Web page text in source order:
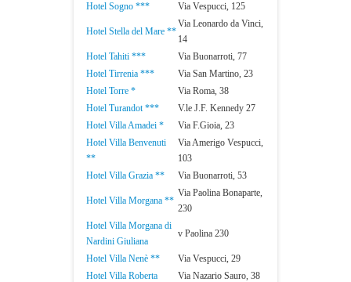
Hotel Sogno ***
Via Vespucci, 125
Hotel Stella del Mare **
Via Leonardo da Vinci,
14
Hotel Tahiti ***
Via Buonarroti, 77
Hotel Tirrenia ***
Via San Martino, 23
Hotel Torre *
Via Roma, 38
Hotel Turandot ***
V.le J.F. Kennedy 27
Hotel Villa Amadei *
Via F.Gioia, 23
Hotel Villa Benvenuti
**
Via Amerigo Vespucci,
103
Hotel Villa Grazia **
Via Buonarroti, 53
Hotel Villa Morgana **
Via Paolina Bonaparte,
230
Hotel Villa Morgana di
Nardini Giuliana
v Paolina 230
Hotel Villa Nenè **
Via Vespucci, 29
Hotel Villa Roberta
Via Nazario Sauro, 38